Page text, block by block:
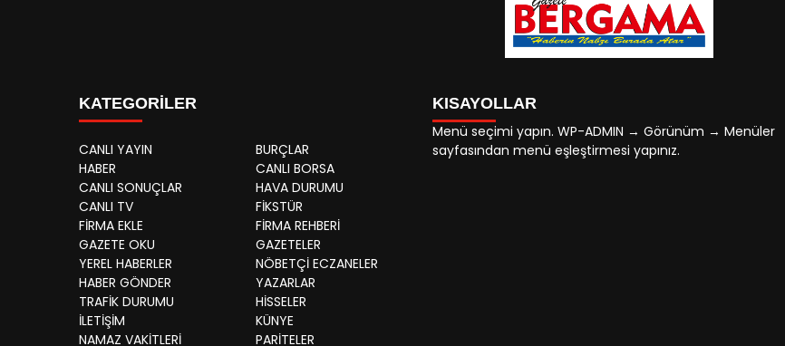
KATEGORİLER
CANLI YAYIN
BURÇLAR
HABER
CANLI BORSA
CANLI SONUÇLAR
HAVA DURUMU
CANLI TV
FİKSTÜR
FİRMA EKLE
FİRMA REHBERİ
GAZETE OKU
GAZETELER
YEREL HABERLER
NÖBETÇİ ECZANELER
HABER GÖNDER
YAZARLAR
TRAFİK DURUMU
HİSSELER
İLETİŞİM
KÜNYE
NAMAZ VAKİTLERİ
PARİTELER
KISAYOLLAR
Menü seçimi yapın. WP-ADMIN → Görünüm → Menüler
sayfasından menü eşleştirmesi yapınız.